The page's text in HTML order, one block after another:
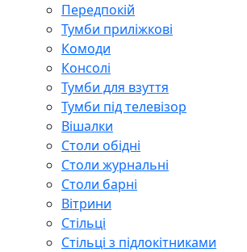
Передпокій
Тумби приліжкові
Комоди
Консолі
Тумби для взуття
Тумби під телевізор
Вішалки
Столи обідні
Столи журнальні
Столи барні
Вітрини
Стільці
Стільці з підлокітниками